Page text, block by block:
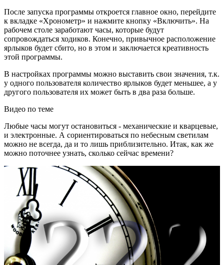
После запуска программы откроется главное окно, перейдите
к вкладке «Хронометр» и нажмите кнопку «Включить». На
рабочем столе заработают часы, которые будут
сопровождаться ходиков. Конечно, привычное расположение
ярлыков будет сбито, но в этом и заключается креативность
этой программы.
В настройках программы можно выставить свои значения, т.к.
у одного пользователя количество ярлыков будет меньшее, а у
другого пользователя их может быть в два раза больше.
Видео по теме
Любые часы могут остановиться - механические и кварцевые,
и электронные. А сориентироваться по небесным светилам
можно не всегда, да и то лишь приблизительно. Итак, как же
можно поточнее узнать, сколько сейчас времени?